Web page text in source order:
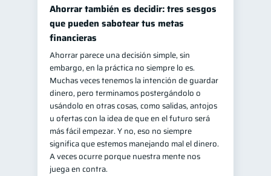
Inclusión financiera 22
Finanzas para mujeres 20
Seguridad financiera
Salud financiera 12
Productos financieros 11
Organización Financiera 10
Deudas 10 Préstamos 8
Consejos 6
Tarjeta de crédito 6
Ahorrar también es decidir: tres sesgos
que pueden sabotear tus metas
financieras
Ahorrar parece una decisión simple, sin
embargo, en la práctica no siempre lo es.
Muchas veces tenemos la intención de guardar
dinero, pero terminamos postergándolo o
usándolo en otras cosas, como salidas, antojos
u ofertas con la idea de que en el futuro será
más fácil empezar. Y no, eso no siempre
significa que estemos manejando mal el dinero.
A veces ocurre porque nuestra mente nos
juega en contra.